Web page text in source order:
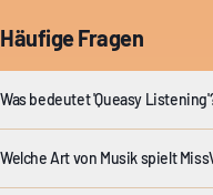
Häufige Fragen
Was bedeutet 'Queasy
Welche Art von Musik spielt